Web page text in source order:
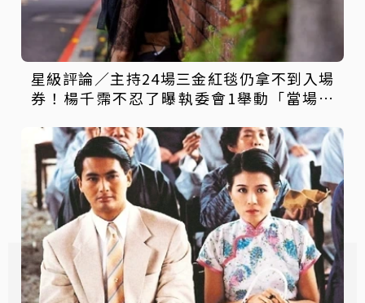
星級評論／主持24場三金紅毯仍拿不到入場
券！楊千霈不忍了曝執委會1舉動「當場爆